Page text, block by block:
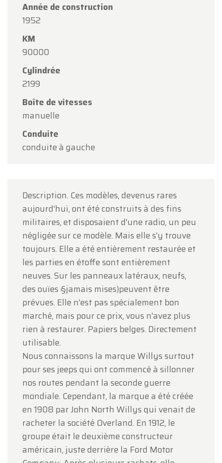
Année de construction
1952
KM
90000
Cylindrée
2199
Boîte de vitesses
manuelle
Conduite
conduite à gauche
Description. Ces modèles, devenus rares
aujourd'hui, ont été construits à des fins
militaires, et disposaient d'une radio, un peu
négligée sur ce modèle. Mais elle s'y trouve
toujours. Elle a été entièrement restaurée et
les parties en étoffe sont entièrement
neuves. Sur les panneaux latéraux, neufs,
des ouïes §jamais mises)peuvent être
prévues. Elle n'est pas spécialement bon
marché, mais pour ce prix, vous n'avez plus
rien à restaurer. Papiers belges. Directement
utilisable.
Nous connaissons la marque Willys surtout
pour ses jeeps qui ont commencé à sillonner
nos routes pendant la seconde guerre
mondiale. Cependant, la marque a été créée
en 1908 par John North Willys qui venait de
racheter la société Overland. En 1912, le
groupe était le deuxième constructeur
américain, juste derrière la Ford Motor
Chers clients,
Oldtimerfarm sera
l'occasion de l'Assomption.
Notre showroom sera
lundi 10 août au vendredi 14 août
Le lundi 17 août
Merci de votre compréhension et au plaisir de